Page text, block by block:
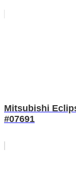
Mitsubishi
#07691